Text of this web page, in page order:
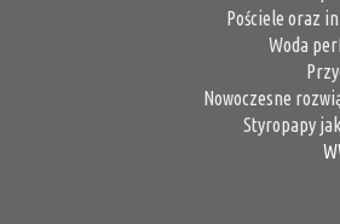
Pościele oraz
Woda
Nowoczesne
Styropapy